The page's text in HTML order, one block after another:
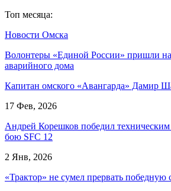
Топ месяца:
Новости Омска
Волонтеры «Единой России» пришли
аварийного дома
Капитан омского «Авангарда» Дамир
17 Фев, 2026
Андрей Корешков победил
бою SFC 12
2 Янв, 2026
«Трактор» не сумел прервать